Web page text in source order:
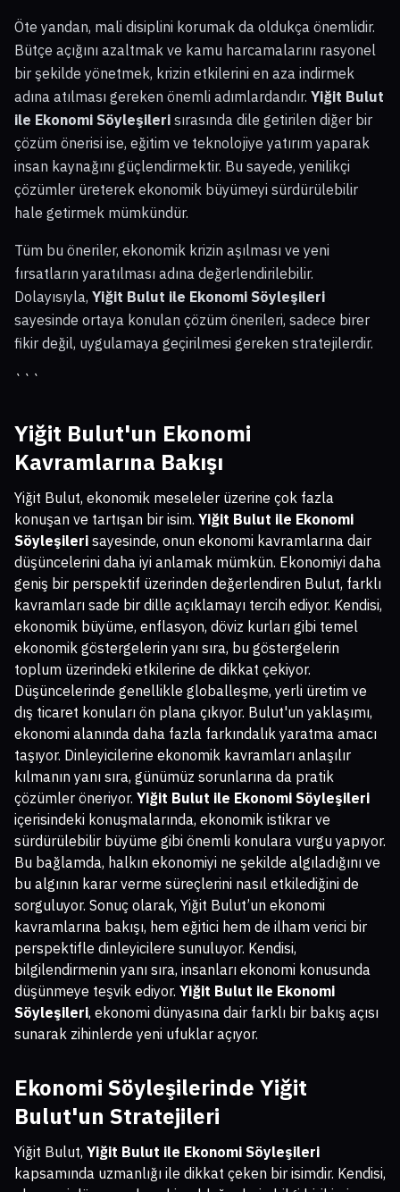
Öte yandan, mali disiplini korumak da oldukça önemlidir.
Bütçe açığını azaltmak ve kamu harcamalarını rasyonel
bir şekilde yönetmek, krizin etkilerini en aza indirmek
adına atılması gereken önemli adımlardandır. Yiğit Bulut
ile Ekonomi Söyleşileri sırasında dile getirilen diğer bir
çözüm önerisi ise, eğitim ve teknolojiye yatırım yaparak
insan kaynağını güçlendirmektir. Bu sayede, yenilikçi
çözümler üreterek ekonomik büyümeyi sürdürülebilir
hale getirmek mümkündür.
Tüm bu öneriler, ekonomik krizin aşılması ve yeni
fırsatların yaratılması adına değerlendirilebilir.
Dolayısıyla, Yiğit Bulut ile Ekonomi Söyleşileri
sayesinde ortaya konulan çözüm önerileri, sadece birer
fikir değil, uygulamaya geçirilmesi gereken stratejilerdir.
```
Yiğit Bulut'un Ekonomi
Kavramlarına Bakışı
Yiğit Bulut, ekonomik meseleler üzerine çok fazla
konuşan ve tartışan bir isim. Yiğit Bulut ile Ekonomi
Söyleşileri sayesinde, onun ekonomi kavramlarına dair
düşüncelerini daha iyi anlamak mümkün. Ekonomiyi daha
geniş bir perspektif üzerinden değerlendiren Bulut, farklı
kavramları sade bir dille açıklamayı tercih ediyor. Kendisi,
ekonomik büyüme, enflasyon, döviz kurları gibi temel
ekonomik göstergelerin yanı sıra, bu göstergelerin
toplum üzerindeki etkilerine de dikkat çekiyor.
Düşüncelerinde genellikle globalleşme, yerli üretim ve
dış ticaret konuları ön plana çıkıyor. Bulut'un yaklaşımı,
ekonomi alanında daha fazla farkındalık yaratma amacı
taşıyor. Dinleyicilerine ekonomik kavramları anlaşılır
kılmanın yanı sıra, günümüz sorunlarına da pratik
çözümler öneriyor. Yiğit Bulut ile Ekonomi Söyleşileri
içerisindeki konuşmalarında, ekonomik istikrar ve
sürdürülebilir büyüme gibi önemli konulara vurgu yapıyor.
Bu bağlamda, halkın ekonomiyi ne şekilde algıladığını ve
bu algının karar verme süreçlerini nasıl etkilediğini de
sorguluyor. Sonuç olarak, Yiğit Bulut’un ekonomi
kavramlarına bakışı, hem eğitici hem de ilham verici bir
perspektifle dinleyicilere sunuluyor. Kendisi,
bilgilendirmenin yanı sıra, insanları ekonomi konusunda
düşünmeye teşvik ediyor. Yiğit Bulut ile Ekonomi
Söyleşileri, ekonomi dünyasına dair farklı bir bakış açısı
sunarak zihinlerde yeni ufuklar açıyor.
Ekonomi Söyleşilerinde Yiğit
Bulut'un Stratejileri
Yiğit Bulut, Yiğit Bulut ile Ekonomi Söyleşileri
kapsamında uzmanlığı ile dikkat çeken bir isimdir. Kendisi,